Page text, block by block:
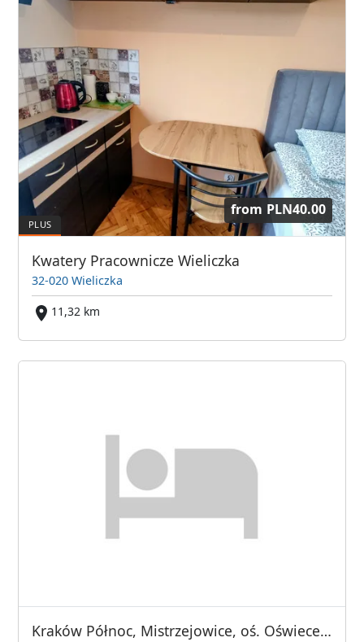
from PLN40.00
Kwatery Pracownicze Wieliczka
32-020 Wieliczka
11,32 km
Kraków Północ, Mistrzejowice, oś. Oświecenia